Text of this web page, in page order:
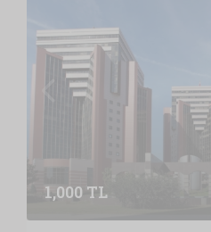
1,000 TL